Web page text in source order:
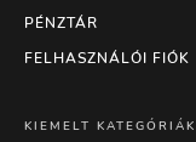
PÉNZTÁR
FELHASZNÁLÓI FIÓK
KIEMELT KATEGÓRIÁK